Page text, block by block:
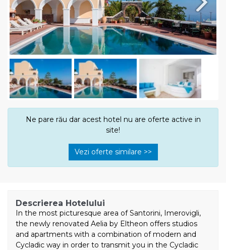
Next
Ne pare rău dar acest hotel nu are oferte active in
site!
Vezi oferte similare >>
Descrierea Hotelului
In the most picturesque area of Santorini, Imerovigli,
the newly renovated Aelia by Eltheon offers studios
and apartments with a combination of modern and
Cycladic way in order to transmit you in the Cycladic